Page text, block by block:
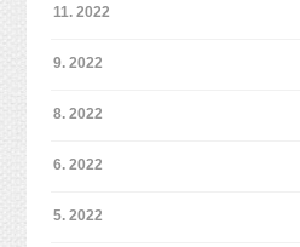
11. 2022
9. 2022
8. 2022
6. 2022
5. 2022